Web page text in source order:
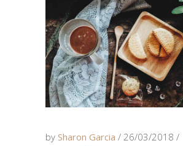
by Sharon Garcia
26/03/2018